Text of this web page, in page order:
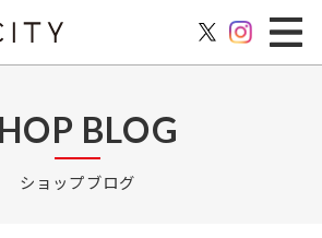
BLOG
ショップブログ